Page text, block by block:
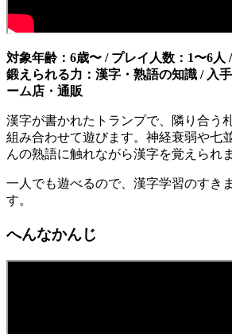
対象年齢：6歳〜 / プレイ人数：1〜6人
鍛えられる力：漢字・熟語の知識 / 入
ーム店・通販
漢字が書かれたトランプで、隣り合う
組み合わせて遊びます。神経衰弱や七
んの熟語に触れながら漢字を覚えられま
一人でも遊べるので、漢字学習のすき
す。
へんなかんじ